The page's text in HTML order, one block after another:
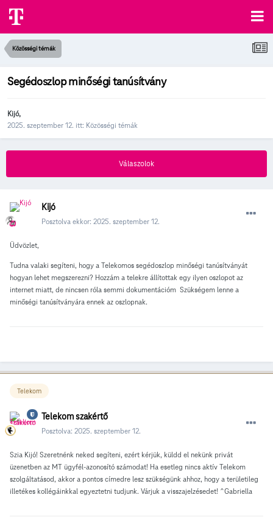
Közösségi témák
Segédoszlop minőségi tanúsítvány
Kijó,
2025. szeptember 12. itt: Közösségi témák
Válaszolok
Kijó
Posztolva ekkor: 2025. szeptember 12.
Üdvözlet,
Tudna valaki segíteni, hogy a Telekomos segédoszlop minőségi tanúsítványát
hogyan lehet megszerezni? Hozzám a telekre állítottak egy ilyen oszlopot az
internet miatt, de nincsen róla semmi dokumentációm Szükségem lenne a
minőségi tanúsítványára ennek az oszlopnak.
Telekom
Telekom szakértő
Posztolva: 2025. szeptember 12.
Szia Kijó! Szeretnénk neked segíteni, ezért kérjük, küldd el nekünk privát
üzenetben az MT ügyfél-azonosító számodat! Ha esetleg nincs aktív Telekom
szolgáltatásod, akkor a pontos címedre lesz szükségünk ahhoz, hogy a területileg
illetékes kollégáinkkal egyeztetni tudjunk. Várjuk a visszajelzésedet! ^Gabriella